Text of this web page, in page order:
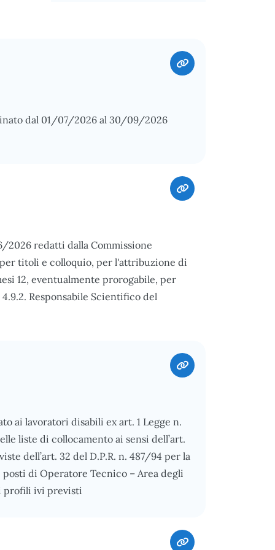
dal 01/07/2026 al 30/09/2026
2026 redatti dalla Commissione
titoli e colloquio, per l'attribuzione di
12, eventualmente prorogabile, per
Responsabile Scientifico del
ai lavoratori disabili ex art. 1 Legge n.
liste di collocamento ai sensi dell’art.
dell’art. 32 del D.P.R. n. 487/94 per la
di Operatore Tecnico – Area degli
profili ivi previsti